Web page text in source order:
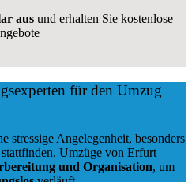
aus und erhalten Sie kostenlose
für den Umzug
stressige Angelegenheit, besonders
Umzüge von Erfurt
und Organisation, um